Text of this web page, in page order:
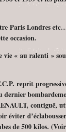
Paris Londres
occasion.
vie « au ralenti »
reprit
contiguë,
éviter
de 500 kilos.